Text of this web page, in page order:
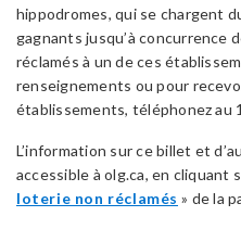
hippodromes, qui se chargent
gagnants jusqu’à concurrence
réclamés à un de ces
renseignements ou pour
établissements, téléphonez au
L’information sur ce billet et
accessible à olg.ca, en cliquant
loterie non réclamés » de la